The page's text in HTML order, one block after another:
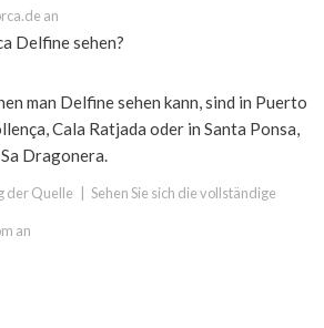
an
Delfine sehen?
man Delfine sehen kann, sind in Puerto
Cala Ratjada oder in Santa Ponsa,
Dragonera.
der Quelle Sehen Sie sich die vollständige
an